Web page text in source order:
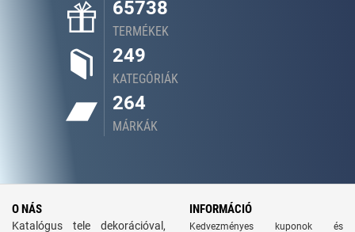
65738
TERMÉKEK
249
KATEGÓRIÁK
264
MÁRKÁK
O NÁS
Katalógus tele dekorációval,
INFORMÁCIÓ
Kedvezményes kuponok és